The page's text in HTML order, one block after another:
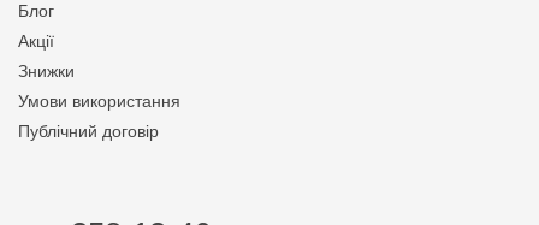
Блог
Акції
Знижки
Умови використання
Публічний договір